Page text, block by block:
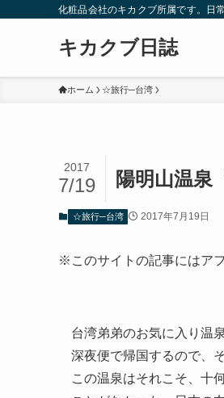
化粧品会社のキカクブ所属です。日
キカクブ日誌
ホーム ☆旅行─台湾
陽明山温泉
2017
7/19
☆旅行─台湾 2017年7月19日
※このサイトの記事にはア
台湾弟弟のお気に入り温
深夜便で帰国するので、
この温泉はそれこそ、十